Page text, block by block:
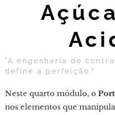
"A engenharia do
define a perfeição."
Neste quarto módulo, o
nos elementos que